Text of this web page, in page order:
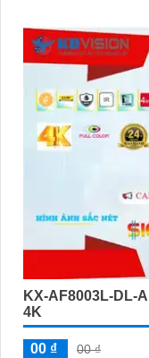
KX-AF8003L-DL-
4K
00 ₫
00 ₫